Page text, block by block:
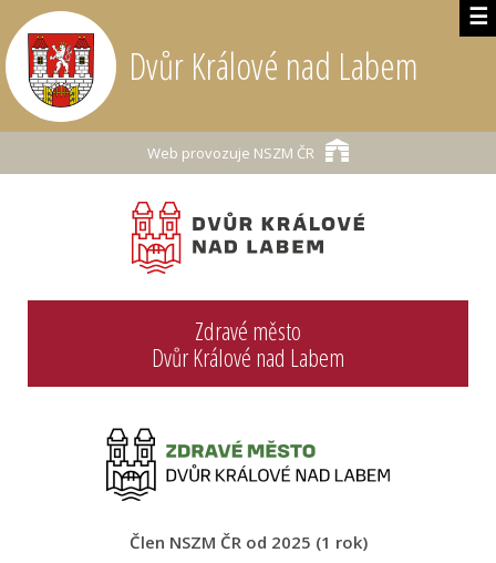
☰
Dvůr Králové nad Labem
Web provozuje NSZM ČR
Zdravé město
Dvůr Králové nad Labem
Člen NSZM ČR od 2025 (1 rok)